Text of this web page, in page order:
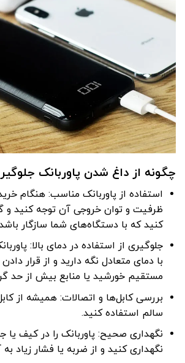
چگونه از داغ شدن پاوربانک
استفاده از پاوربانک مناسب: هنگام
ظرفیت و توان خروجی آن توجه کنید و
کنید که با دستگاه‌های شما سازگار
جلوگیری از استفاده در دمای بالا:
با دمای متعادل نگه دارید و از قرار
مستقیم خورشید یا منابع بیش از حد
بررسی کابل‌ها و اتصالات: همیشه از
سالم استفاده کنید.
نگهداری صحیح: پاوربانک را در کیف یا
نگهداری کنید و از ضربه یا فشار زیاد